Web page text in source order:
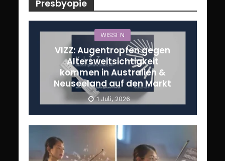
Presbyopie
WISSEN
VIZZ: Augentropfen gegen
Altersweitsichtigkeit
kommen in Australien &
Neuseeland auf den Markt
1 Juli, 2026